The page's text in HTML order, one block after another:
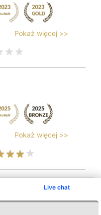
Live chat
Pokaż więcej >>
Pokaż więcej >>
Kontakt